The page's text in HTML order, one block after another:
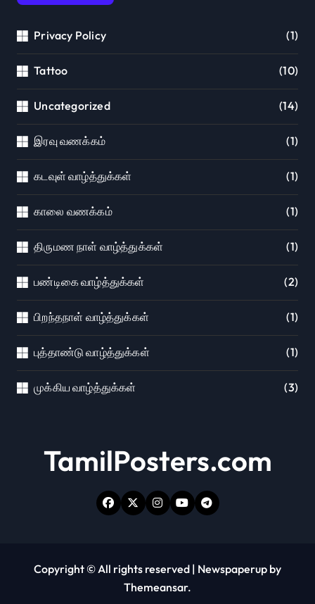
Privacy Policy (1)
Tattoo (10)
Uncategorized (14)
இரவு வணக்கம் (1)
கடவுள் வாழ்த்துக்கள் (1)
காலை வணக்கம் (1)
திருமண நாள் வாழ்த்துக்கள் (1)
பண்டிகை வாழ்த்துக்கள் (2)
பிறந்தநாள் வாழ்த்துக்கள் (1)
புத்தாண்டு வாழ்த்துக்கள் (1)
முக்கிய வாழ்த்துக்கள் (3)
TamilPosters.com
Copyright © All rights reserved | Newspaperup by
Themeansar.